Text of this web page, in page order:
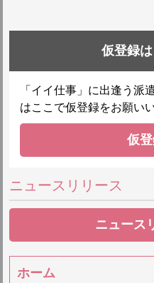
仮登録
「イイ仕事」に出逢う派
はここで仮登録をお願い
仮
ニュースリリース
ニュース
ホーム